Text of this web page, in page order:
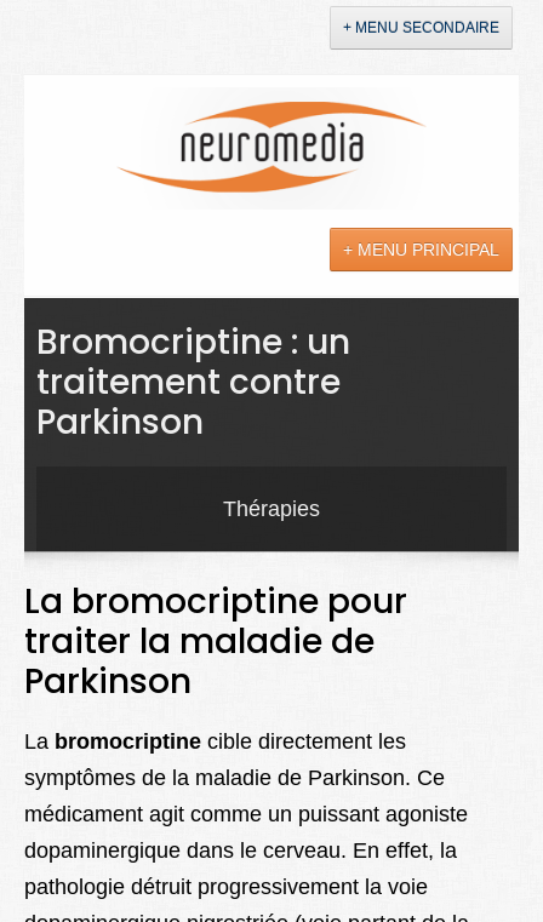
+ MENU SECONDAIRE
+ MENU PRINCIPAL
Actualités
Sciences
Maladies
Better Health
Bromocriptine : un
traitement contre
Parkinson
Thérapies
La bromocriptine pour
traiter la maladie de
Parkinson
La bromocriptine cible directement les
symptômes de la maladie de Parkinson. Ce
médicament agit comme un puissant agoniste
dopaminergique dans le cerveau. En effet, la
pathologie détruit progressivement la voie